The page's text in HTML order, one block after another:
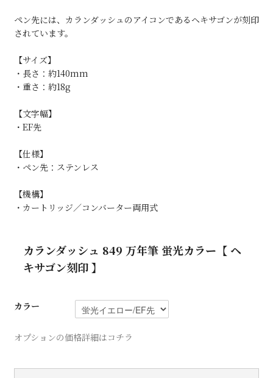
ペン先には、カランダッシュのアイコンであるヘキサゴンが刻印
されています。
【サイズ】
・長さ：約140mm
・重さ：約18g
【文字幅】
・EF先
【仕様】
・ペン先：ステンレス
【機構】
・カートリッジ／コンバーター両用式
カランダッシュ 849 万年筆 蛍光カラー【 ヘ
キサゴン刻印 】
カラー
オプションの価格詳細はコチラ